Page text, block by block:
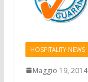
HOSPITALITY NEWS
Maggio 19, 2014